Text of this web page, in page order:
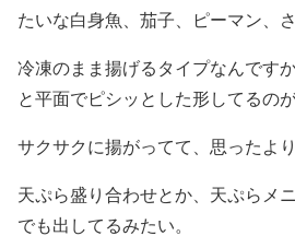
たいな白身魚、茄子、ピーマン、
冷凍のまま揚げるタイプなんです
と平面でピシッとした形してるの
サクサクに揚がってて、思ったよ
天ぷら盛り合わせとか、天ぷらメ
でも出してるみたい。